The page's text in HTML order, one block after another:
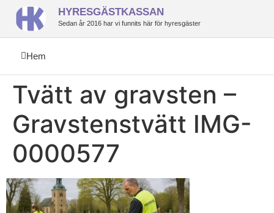
HYRESGÄSTKASSAN
Sedan år 2016 har vi funnits här för hyresgäster
Hem
Tvätt av gravsten –
Gravstenstvätt IMG-
0000577